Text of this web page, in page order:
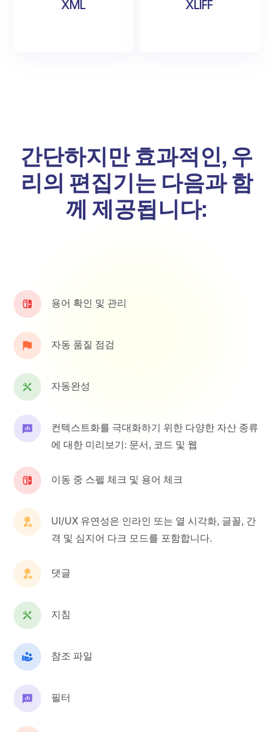
XML XLIFF
간단하지만 효과적인, 우
리의 편집기는 다음과 함
께 제공됩니다:
용어 확인 및 관리
자동 품질 점검
자동완성
컨텍스트화를 극대화하기 위한 다양한 자산 종류
에 대한 미리보기: 문서, 코드 및 웹
이동 중 스펠 체크 및 용어 체크
UI/UX 유연성은 인라인 또는 열 시각화, 글꼴, 간
격 및 심지어 다크 모드를 포함합니다.
댓글
지침
참조 파일
필터